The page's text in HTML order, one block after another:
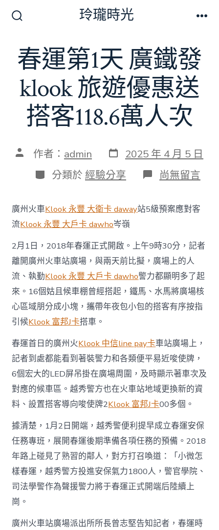
切
換
開
關
玲瓏時光
春運第1天 廣鐵發
klook 旅遊優惠送
搭客118.6萬人次
文 作者： admin 發
表
日
期
2025 年 4 月 5 日
分
類
分類於 經驗分享 在
〈春
第
1
鐵
發
klook
旅
遊
優
惠
送
118.6
萬
人
次〉
中
尚無留言
廣州火車Klook 永豐 大衛卡 daway站5級預案應對客
流Klook 永豐 大戶卡 dawho岑嶺
2月1日，2018年春運正式開啟。上午9時30分，記者
離開廣州火車站廣場，與兩天前比擬，廣場上的人
流、執勤Klook 永豐 大戶卡 dawho警力都顯明多了起
來。16個姑且候車棚曾經搭起，鐵馬、水馬將廣場核
心區域朋分成小塊，攜帶年夜包小包的搭客有序按指
引候Klook 富邦J卡搭車。
春運首日的廣州火Klook 中信line pay卡車站廣場上，
記者到處都能看到著裝警力和各類便平易近唆使牌，
6個宏大的LED屏吊掛在廣場周圍，及時顯示著車次及
對應的候車區。越秀警方也在火車站地域更換新的資
料、設置搭客導向唆使牌2Klook 富邦J卡00多個。
據清楚，1月2日開端，越秀警便利提早成立春運安保
任務專班，展開春運後期準備各項任務的預備。2018
年路上碰見了熟習的鄰人，對方打召喚道：「小微怎
樣春運，越秀警方投進安保氣力1800人，警官學院、
司法學警作為聲援警力將于春運正式開端后陸續上
崗。
廣州火車站廣場派出所所長曾志堅告知記者，春運時